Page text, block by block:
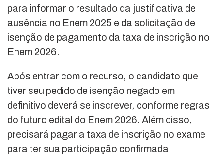
para informar o resultado da justificativa de
ausência no Enem 2025 e da solicitação de
isenção de pagamento da taxa de inscrição no
Enem 2026.
Após entrar com o recurso, o candidato que
tiver seu pedido de isenção negado em
definitivo deverá se inscrever, conforme regras
do futuro edital do Enem 2026. Além disso,
precisará pagar a taxa de inscrição no exame
para ter sua participação confirmada.